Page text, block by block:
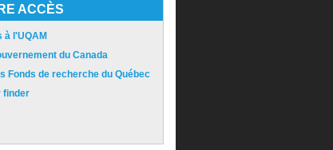
ACCÈS
à l'UQAM
du Canada
Fonds de recherche du Québec
finder